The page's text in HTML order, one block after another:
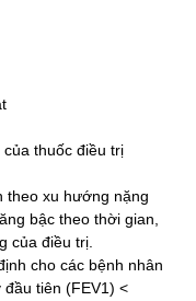
thuốc điều trị
theo xu hướng nặng
bậc theo thời gian,
của điều trị.
cho các bệnh nhân
tiên (FEV1) <